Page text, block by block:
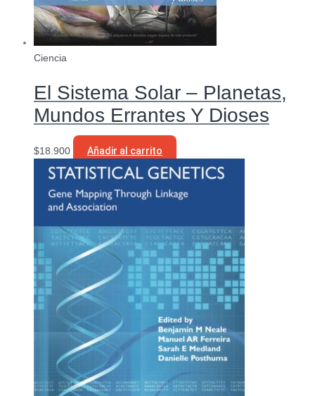
Ciencia
El Sistema Solar – Planetas,
Mundos Errantes Y Dioses
$18.900 Añadir al carrito